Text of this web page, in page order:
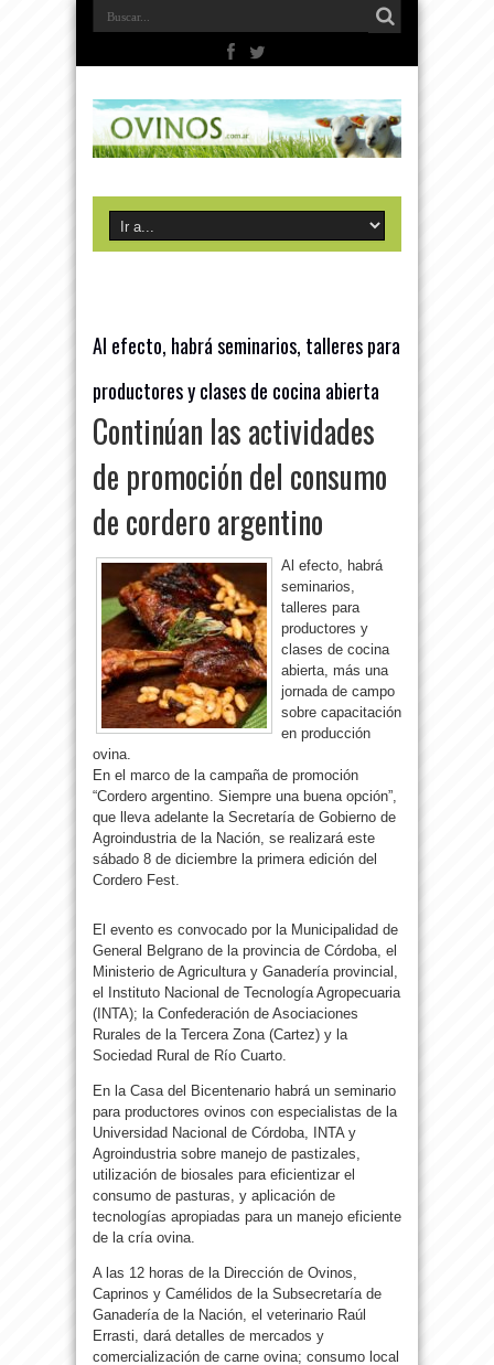
Al efecto, habrá seminarios, talleres para
productores y clases de cocina abierta
Continúan las actividades
de promoción del consumo
de cordero argentino
Al efecto, habrá
seminarios,
talleres para
productores y
clases de cocina
abierta, más una
jornada de campo
sobre capacitación
en producción
ovina.
En el marco de la campaña de promoción
“Cordero argentino. Siempre una buena opción”,
que lleva adelante la Secretaría de Gobierno de
Agroindustria de la Nación, se realizará este
sábado 8 de diciembre la primera edición del
Cordero Fest.
El evento es convocado por la Municipalidad de
General Belgrano de la provincia de Córdoba, el
Ministerio de Agricultura y Ganadería provincial,
el Instituto Nacional de Tecnología Agropecuaria
(INTA); la Confederación de Asociaciones
Rurales de la Tercera Zona (Cartez) y la
Sociedad Rural de Río Cuarto.
En la Casa del Bicentenario habrá un seminario
para productores ovinos con especialistas de la
Universidad Nacional de Córdoba, INTA y
Agroindustria sobre manejo de pastizales,
utilización de biosales para eficientizar el
consumo de pasturas, y aplicación de
tecnologías apropiadas para un manejo eficiente
de la cría ovina.
A las 12 horas de la Dirección de Ovinos,
Caprinos y Camélidos de la Subsecretaría de
Ganadería de la Nación, el veterinario Raúl
Errasti, dará detalles de mercados y
comercialización de carne ovina; consumo local